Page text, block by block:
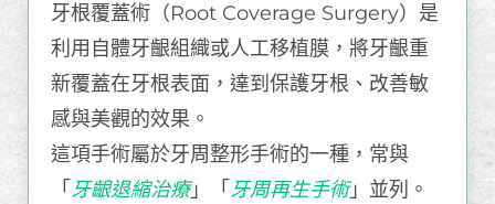
牙根覆蓋術（Root Coverage Surgery）是
利用自體牙齦組織或人工移植膜，將牙齦重
新覆蓋在牙根表面，達到保護牙根、改善敏
感與美觀的效果。
這項手術屬於牙周整形手術的一種，常與
「 牙齦退縮治療」「 牙周再生手術」並列。